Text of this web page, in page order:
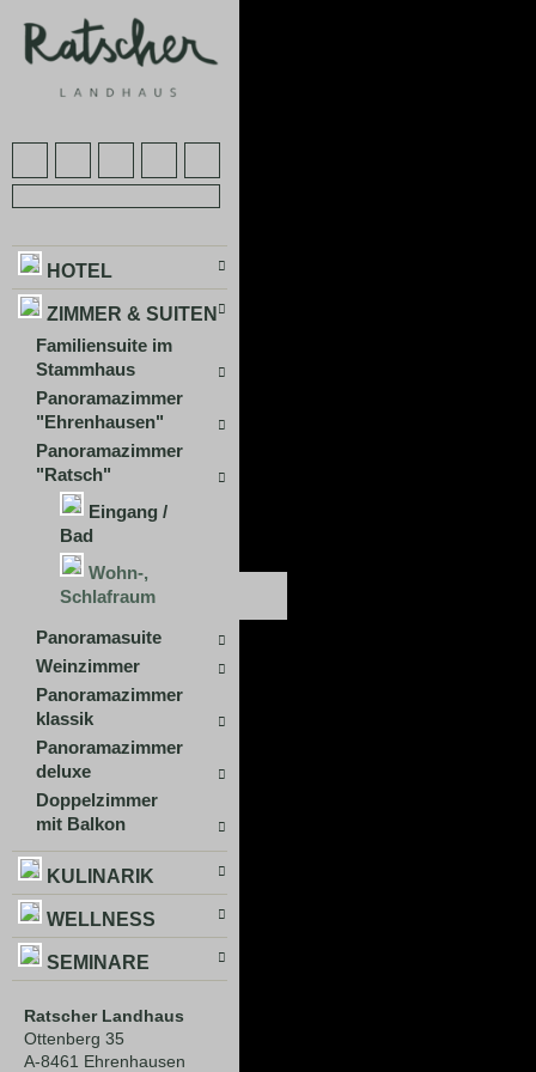
HOTEL
ZIMMER & SUITEN
Familiensuite im
Stammhaus
Panoramazimmer
"Ehrenhausen"
Panoramazimmer
"Ratsch"
Eingang /
Bad
Wohn-,
Schlafraum
Panoramasuite
Weinzimmer
Panoramazimmer
klassik
Panoramazimmer
deluxe
Doppelzimmer
mit Balkon
KULINARIK
WELLNESS
SEMINARE
Ratscher Landhaus
Ottenberg 35
A-8461 Ehrenhausen